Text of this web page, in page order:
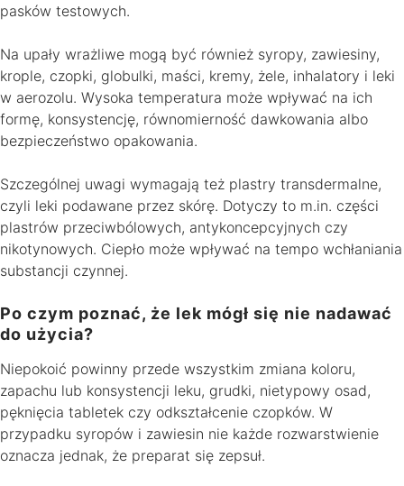
pasków testowych.
Na upały wrażliwe mogą być również syropy, zawiesiny,
krople, czopki, globulki, maści, kremy, żele, inhalatory i leki
w aerozolu. Wysoka temperatura może wpływać na ich
formę, konsystencję, równomierność dawkowania albo
bezpieczeństwo opakowania.
Szczególnej uwagi wymagają też plastry transdermalne,
czyli leki podawane przez skórę. Dotyczy to m.in. części
plastrów przeciwbólowych, antykoncepcyjnych czy
nikotynowych. Ciepło może wpływać na tempo wchłaniania
substancji czynnej.
Po czym poznać, że lek mógł się nie nadawać
do użycia?
Niepokoić powinny przede wszystkim zmiana koloru,
zapachu lub konsystencji leku, grudki, nietypowy osad,
pęknięcia tabletek czy odkształcenie czopków. W
przypadku syropów i zawiesin nie każde rozwarstwienie
oznacza jednak, że preparat się zepsuł.